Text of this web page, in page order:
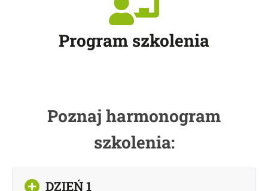
Program szkolenia
Poznaj harmonogram
szkolenia:
DZIEŃ 1